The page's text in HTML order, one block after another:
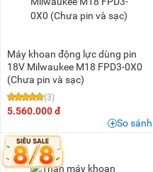
Máy khoan động lực dùng pin
18V Milwaukee M18 FPD3-0X0
(Chưa pin và sạc)
(3)
5.560.000 đ
So sánh